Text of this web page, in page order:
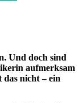
Und doch sind
aufmerksam
das nicht – ein